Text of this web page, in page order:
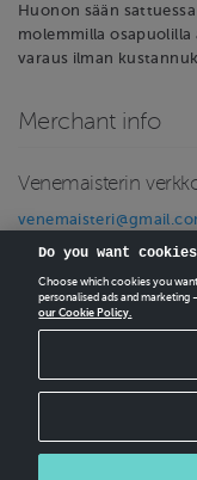
Huonon sään
molemmilla
varaus ilman
Merchant info
Venemaisterin
Business ID: 3298386-5
CREATEYOUR
Do you want
Choose which cookies you
personalised ads and
our Cookie Policy.